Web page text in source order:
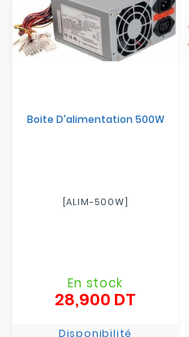
Réseau
&
Sécurité
Loisirs
Boite D'alimentation 500W
[ALIM-500W]
En stock
28,900 DT
Disponibilité